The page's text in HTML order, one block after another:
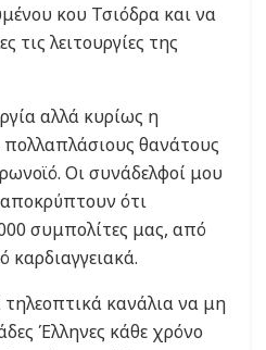
κου Τσιόδρα και να
τις λειτουργίες της
αλλά κυρίως η
θανάτους
Οι συνάδελφοί μου
αποκρύπτουν ότι
συμπολίτες μας, από
καρδιαγγειακά.
τηλεοπτικά κανάλια να μη
Έλληνες κάθε χρόνο